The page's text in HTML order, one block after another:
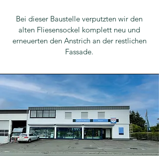
Bei dieser Baustelle verputzten wir den
alten Fliesensockel komplett neu und
erneuerten den Anstrich an der restlichen
Fassade.